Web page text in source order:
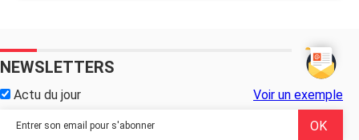
NEWSLETTERS
Actu du jour Voir un exemple